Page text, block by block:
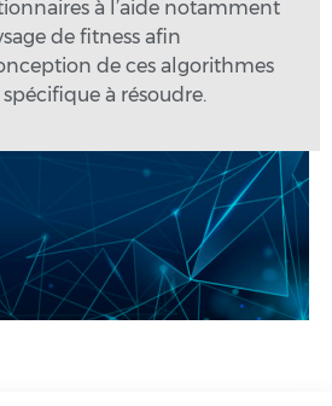
à l’aide notamment
de fitness afin
de ces algorithmes
à résoudre.